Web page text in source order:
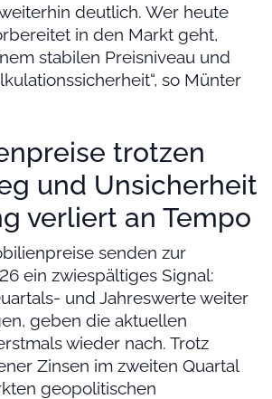
deutlich. Wer heute
in den Markt geht,
stabilen Preisniveau und
so Münter
trotzen
und Unsicherheit
verliert an Tempo
senden zur
ein zwiespältiges Signal:
und Jahreswerte weiter
geben die aktuellen
wieder nach. Trotz
Zinsen im zweiten Quartal
geopolitischen